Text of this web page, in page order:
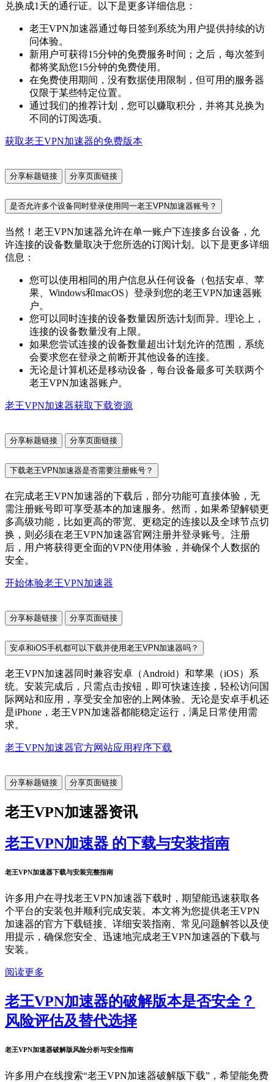
兑换成1天的通行证。以下是更多详细信息：
老王VPN加速器通过每日签到系统为用户提供持续的访
问体验。
新用户可获得15分钟的免费服务时间；之后，每次签到
都将奖励您15分钟的免费使用。
在免费使用期间，没有数据使用限制，但可用的服务器
仅限于某些特定位置。
通过我们的推荐计划，您可以赚取积分，并将其兑换为
不同的订阅选项。
获取老王VPN加速器的免费版本
分享标题链接 分享页面链接
是否允许多个设备同时登录使用同一老王VPN加速器账号？
当然！老王VPN加速器允许在单一账户下连接多台设备，允
许连接的设备数量取决于您所选的订阅计划。以下是更多详细
信息：
您可以使用相同的用户信息从任何设备（包括安卓、苹
果、Windows和macOS）登录到您的老王VPN加速器账
户。
您可以同时连接的设备数量因所选计划而异。理论上，
连接的设备数量没有上限。
如果您尝试连接的设备数量超出计划允许的范围，系统
会要求您在登录之前断开其他设备的连接。
无论是计算机还是移动设备，每台设备最多可关联两个
老王VPN加速器账户。
老王VPN加速器获取下载资源
分享标题链接 分享页面链接
下载老王VPN加速器是否需要注册账号？
在完成老王VPN加速器的下载后，部分功能可直接体验，无
需注册账号即可享受基本的加速服务。然而，如果希望解锁更
多高级功能，比如更高的带宽、更稳定的连接以及全球节点切
换，则必须在老王VPN加速器官网注册并登录账号。注册
后，用户将获得更全面的VPN使用体验，并确保个人数据的
安全。
开始体验老王VPN加速器
分享标题链接 分享页面链接
安卓和iOS手机都可以下载并使用老王VPN加速器吗？
老王VPN加速器同时兼容安卓（Android）和苹果（iOS）系
统。安装完成后，只需点击按钮，即可快速连接，轻松访问国
际网站和应用，享受安全加密的上网体验。无论是安卓手机还
是iPhone，老王VPN加速器都能稳定运行，满足日常使用需
求。
老王VPN加速器官方网站应用程序下载
分享标题链接 分享页面链接
老王VPN加速器资讯
老王VPN加速器 的下载与安装指南
老王VPN加速器下载与安装完整指南
许多用户在寻找老王VPN加速器下载时，期望能迅速获取各
个平台的安装包并顺利完成安装。本文将为您提供老王VPN
加速器的官方下载链接、详细安装指南、常见问题解答以及使
用提示，确保您安全、迅速地完成老王VPN加速器的下载与
安装。
阅读更多
老王VPN加速器的破解版本是否安全？
风险评估及替代选择
老王VPN加速器破解版风险分析与安全指南
许多用户在线搜索“老王VPN加速器破解版下载”，希望能免费